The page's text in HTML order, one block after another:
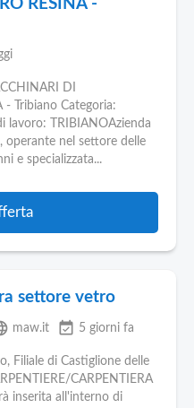
RESINA -
DI
- Tribiano Categoria:
lavoro: TRIBIANOAzienda
operante nel settore delle
e specializzata...
settore vetro
maw.it event_available 5 giorni fa
Filiale di Castiglione delle
CARPENTIERA
inserita all'interno di